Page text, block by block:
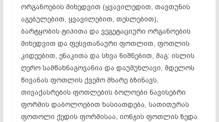
ორგანოების მიხედვით (ყვავილედით, თავთუნის
აგებულებით, ყვავილებით, თესლებით),
ბარტყობის ტიპითა და ვეგეტაციური ორგანოების
მიხედვით და ფესვთანაური ფოთლით, ფოთლის
კიდეებით, ენაკითა და სხვა ნიშნებით, მაგ: ისლის
ღერო სამწახნაგოვანია და დაუმუხლავი, მდელოს
წივანას ფოთლის ქვემო მხარე ბზინავს,
თივაქასრების ფოთლების ბოლოები ნავისებრი
ფორმის დაბოლოებით ხასიათდება, სათითურას
ფოთოლი ქედის ფორმისაა, იონჯის ფოთლის ზედა